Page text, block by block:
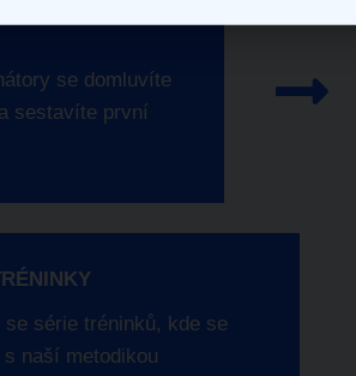
se domluvíte
sestavíte první
se série tréninků, kde se
naší metodikou